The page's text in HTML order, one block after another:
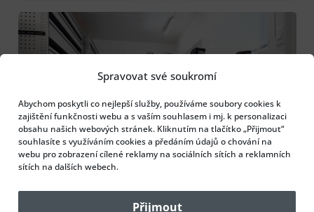
Spravovat své soukromí
Abychom poskytli co nejlepší služby, používáme soubory cookies k
zajištění funkčnosti webu a s vaším souhlasem i mj. k personalizaci
obsahu našich webových stránek. Kliknutím na tlačítko „Přijmout“
souhlasíte s využíváním cookies a předáním údajů o chování na
webu pro zobrazení cílené reklamy na sociálních sítích a reklamních
sítích na dalších webech.
Přijmout